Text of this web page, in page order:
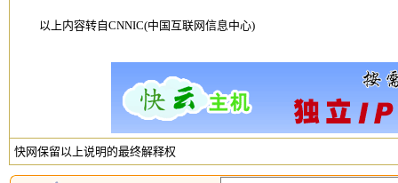
以上内容转自CNNIC(中国互联网信息中心)
快网保留以上说明的最终解释权